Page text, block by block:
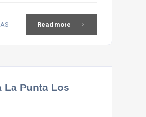
Read more
La Punta Los